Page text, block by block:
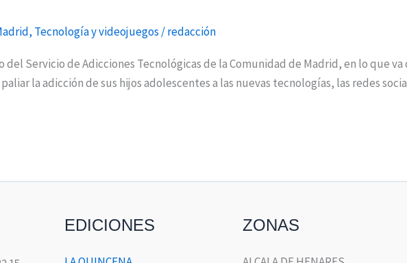
, Tecnología y videojuegos /redacción
Servicio de Adicciones Tecnológicas de la Comunidad de Madrid, en lo que va
la adicción de sus hijos adolescentes a las nuevas tecnologías, las redes
EDICIONES ZONAS